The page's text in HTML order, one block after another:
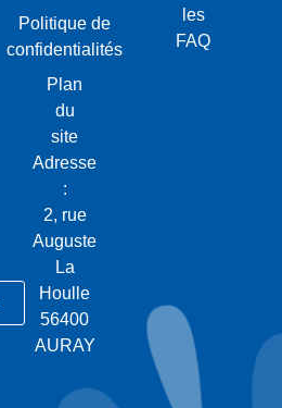
Politique de
confidentialités
Plan
du
site
Adresse
:
2, rue
Auguste
La
Houlle
56400
AURAY
les
FAQ